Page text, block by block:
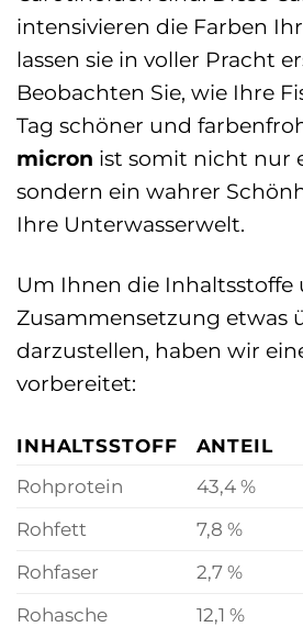
intensivieren die Farben
lassen sie in voller Pracht
Beobachten Sie, wie Ihre
Tag schöner und
micron ist somit nicht nur
sondern ein wahrer
Ihre Unterwasserwelt.
Um Ihnen die Inhaltsstoffe
Zusammensetzung etwas
darzustellen, haben wir
vorbereitet:
INHALTSSTOFF
ANTEIL
Rohprotein
43,4 %
Rohfett
7,8 %
Rohfaser
2,7 %
Rohasche
12,1 %